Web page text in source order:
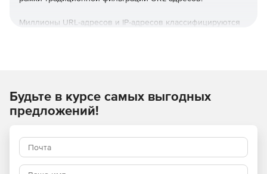
Миллионы URL-адресов и IP-адресов классифицируются
Вредоносные URL-адреса генерируются, когда WildFire
идентифицирует неизвестные вредоносные программы,
угрозы (APT) и выполняет их в среде виртуальной
песочницы. Постоянные обновления вредоносных URL-
адресов в PAN-DB позволяют блокировать загрузку
Будьте в курсе самых выгодных
предложений!